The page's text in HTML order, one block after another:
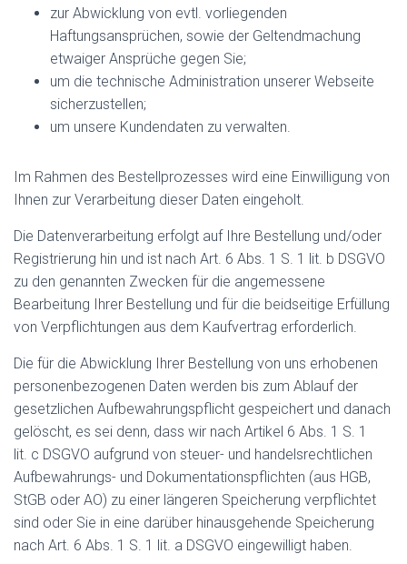
zur Abwicklung von evtl. vorliegenden
Haftungsansprüchen, sowie der Geltendmachung
etwaiger Ansprüche gegen Sie;
um die technische Administration unserer Webseite
sicherzustellen;
um unsere Kundendaten zu verwalten.
Im Rahmen des Bestellprozesses wird eine Einwilligung von
Ihnen zur Verarbeitung dieser Daten eingeholt.
Die Datenverarbeitung erfolgt auf Ihre Bestellung und/oder
Registrierung hin und ist nach Art. 6 Abs. 1 S. 1 lit. b DSGVO
zu den genannten Zwecken für die angemessene
Bearbeitung Ihrer Bestellung und für die beidseitige Erfüllung
von Verpflichtungen aus dem Kaufvertrag erforderlich.
Die für die Abwicklung Ihrer Bestellung von uns erhobenen
personenbezogenen Daten werden bis zum Ablauf der
gesetzlichen Aufbewahrungspflicht gespeichert und danach
gelöscht, es sei denn, dass wir nach Artikel 6 Abs. 1 S. 1
lit. c DSGVO aufgrund von steuer- und handelsrechtlichen
Aufbewahrungs- und Dokumentationspflichten (aus HGB,
StGB oder AO) zu einer längeren Speicherung verpflichtet
sind oder Sie in eine darüber hinausgehende Speicherung
nach Art. 6 Abs. 1 S. 1 lit. a DSGVO eingewilligt haben.